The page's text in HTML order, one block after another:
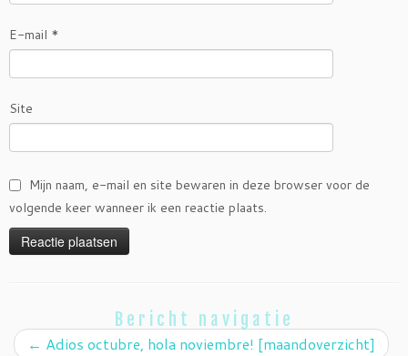
E-mail *
Site
Mijn naam, e-mail en site bewaren in deze browser voor de
volgende keer wanneer ik een reactie plaats.
Bericht navigatie
← Adios octubre, hola noviembre! [maandoverzicht]